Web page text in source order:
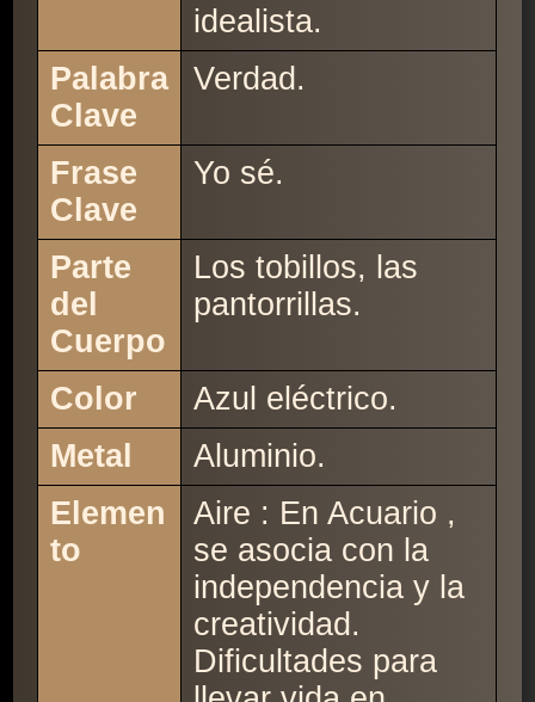
idealista.
Palabra
Clave
Verdad.
Frase
Clave
Yo sé.
Parte
del
Cuerpo
Los tobillos, las
pantorrillas.
Color
Azul eléctrico.
Metal
Aluminio.
Elemen
to
Aire : En Acuario ,
se asocia con la
independencia y la
creatividad.
Dificultades para